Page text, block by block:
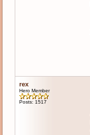
rex
Hero Member
Posts: 1517